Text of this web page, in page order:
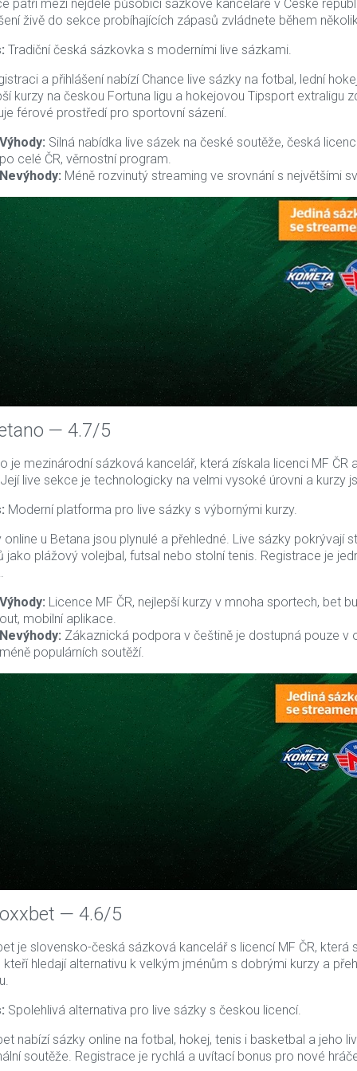
patří mezi nejdéle působící sázkové kanceláře v České
živě do sekce probíhajících zápasů zvládnete během
Tradiční česká sázkovka s moderními live sázkami.
a přihlášení nabízí Chance live sázky na fotbal, lední
kurzy na českou Fortuna ligu a hokejovou Tipsport extraligu
férové prostředí pro sportovní sázení.
Výhody: Silná nabídka live sázek na české soutěže, česká
po celé ČR, věrnostní program.
Nevýhody: Méně rozvinutý streaming ve srovnání s největšími
— 4.7/5
je mezinárodní sázková kancelář, která získala licenci MF
live sekce je technologicky na velmi vysoké úrovni a kurzy
Moderní platforma pro live sázky s výbornými kurzy.
online u Betana jsou plynulé a přehledné. Live sázky pokrývají
jako plážový volejbal, futsal nebo stolní tenis. Registrace je
Výhody: Licence MF ČR, nejlepší kurzy v mnoha sportech, bet
out, mobilní aplikace.
Nevýhody: Zákaznická podpora v češtině je dostupná pouze v
méně populárních soutěží.
— 4.6/5
je slovensko-česká sázková kancelář s licencí MF ČR, která
kteří hledají alternativu k velkým jménům s dobrými kurzy a
Spolehlivá alternativa pro live sázky s českou licencí.
nabízí sázky online na fotbal, hokej, tenis i basketbal a jeho
soutěže. Registrace je rychlá a uvítací bonus pro nové